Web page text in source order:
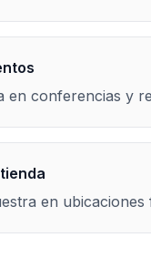
en conferencias y
en ubicaciones